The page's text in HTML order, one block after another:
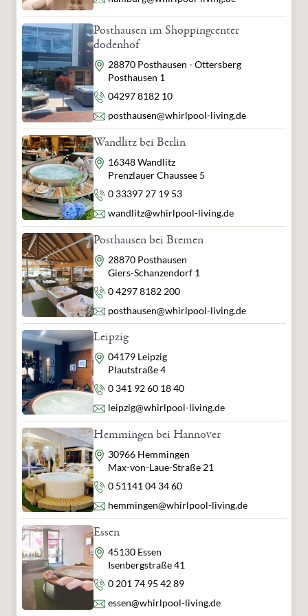
305 Nash Road
New Bedford, MA 02746
USA
info@softub.com
verantwortliche Person:
Whirlpool & Living GmbH
Herbert-Ludwig-Str. 2
28832 Achim
Deutschland
info@whirlpool-living.de
Posthausen im Shoppingcenter
dodenhof
Adresse
28870 Posthausen - Ottersberg
Posthausen 1
Telefon
04297 8182 10
E-Mail
posthausen@whirlpool-living.de
Wandlitz bei Berlin
Adresse
16348 Wandlitz
Prenzlauer Chaussee 5
Telefon
0 33397 27 19 53
E-Mail
wandlitz@whirlpool-living.de
Posthausen bei Bremen
Adresse
28870 Posthausen
Giers-Schanzendorf 1
Telefon
0 4297 8182 200
E-Mail
posthausen@whirlpool-living.de
Leipzig
Adresse
04179 Leipzig
Plautstraße 4
Telefon
0 341 92 60 18 40
E-Mail
leipzig@whirlpool-living.de
Hemmingen bei Hannover
Adresse
30966 Hemmingen
Max-von-Laue-Straße 21
Telefon
0 51141 04 34 60
E-Mail
hemmingen@whirlpool-living.de
Essen
Adresse
45130 Essen
Isenbergstraße 41
Telefon
0 201 74 95 42 89
E-Mail
essen@whirlpool-living.de